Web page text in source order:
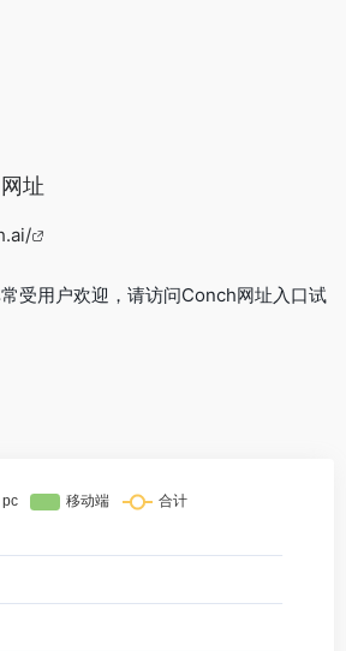
址
受用户欢迎，请访问Conch网址入口试